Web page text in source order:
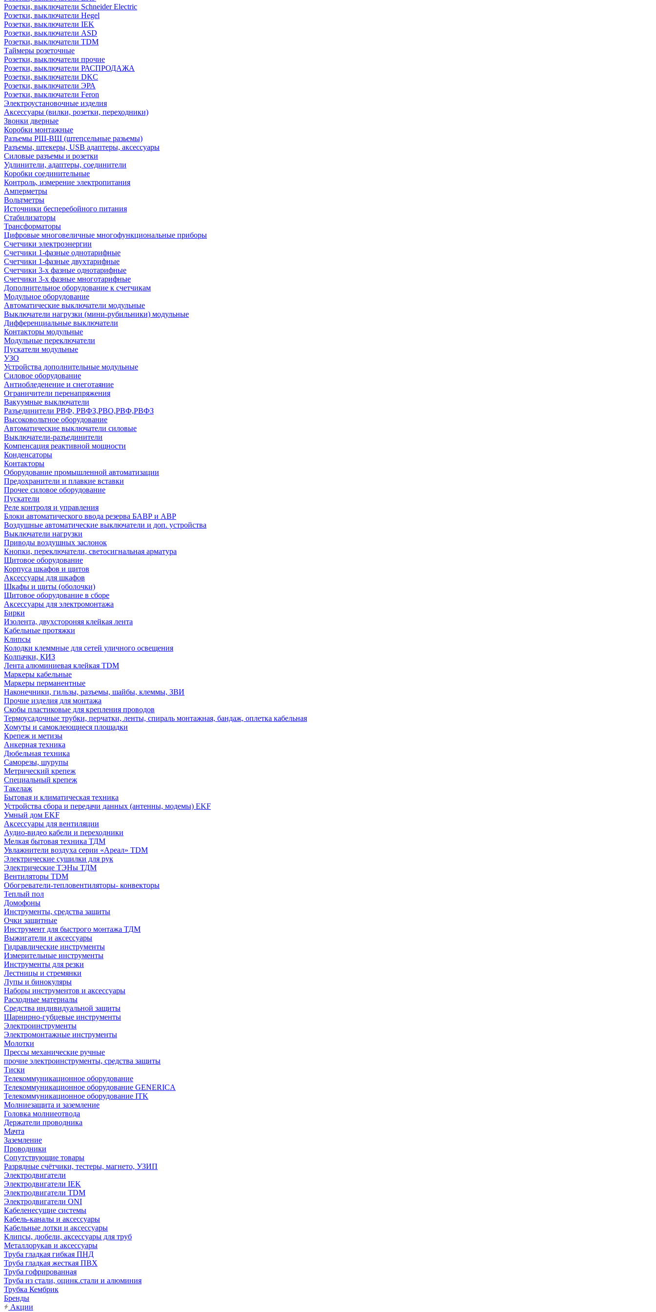
Розетки, выключатели Schneider Electric
Розетки, выключатели Hegel
Розетки, выключатели IEK
Розетки, выключатели ASD
Розетки, выключатели TDM
Таймеры розеточные
Розетки, выключатели прочие
Розетки, выключатели РАСПРОДАЖА
Розетки, выключатели DKC
Розетки, выключатели ЭРА
Розетки, выключатели Feron
Электроустановочные изделия
Аксессуары (вилки, розетки, переходники)
Звонки дверные
Коробки монтажные
Разъемы РШ-ВШ (штепсельные разьемы)
Разъемы, штекеры, USB адаптеры, аксессуары
Силовые разъемы и розетки
Удлинители, адаптеры, соединители
Коробки соединительные
Контроль, измерение электропитания
Амперметры
Вольтметры
Источники бесперебойного питания
Стабилизаторы
Трансформаторы
Цифровые многовеличные многофункциональные приборы
Счетчики электроэнергии
Счетчики 1-фазные однотарифные
Счетчики 1-фазные двухтарифные
Счетчики 3-х фазные однотарифные
Счетчики 3-х фазные многотарифные
Дополнительное оборудование к счетчикам
Модульное оборудование
Автоматические выключатели модульные
Выключатели нагрузки (мини-рубильники) модульные
Дифференциальные выключатели
Контакторы модульные
Модульные переключатели
Пускатели модульные
УЗО
Устройства дополнительные модульные
Силовое оборудование
Антиобледенение и снеготаяние
Ограничители перенапряжения
Вакуумные выключатели
Разъединители РВФ, РВФЗ,РВО,РВФ,РВФЗ
Высоковольтное оборудование
Автоматические выключатели cиловые
Выключатели-разъединители
Компенсация реактивной мощности
Конденсаторы
Контакторы
Оборудование промышленной автоматизации
Предохранители и плавкие вставки
Прочее силовое оборудование
Пускатели
Реле контроля и управления
Блоки автоматического ввода резерва БАВР и АВР
Воздушные автоматические выключатели и доп. устройства
Выключатели нагрузки
Приводы воздушных заслонок
Кнопки, переключатели, светосигнальная арматура
Щитовое оборудование
Корпуса шкафов и щитов
Аксессуары для шкафов
Шкафы и щиты (оболочки)
Щитовое оборудование в сборе
Аксессуары для электромонтажа
Бирки
Изолента, двухстороняя клейкая лента
Кабельные протяжки
Клипсы
Колодки клеммные для сетей уличного освещения
Колпачки, КИЗ
Лента алюминиевая клейкая TDM
Маркеры кабельные
Маркеры перманентные
Наконечники, гильзы, разъемы, шайбы, клеммы, ЗВИ
Прочие изделия для монтажа
Скобы пластиковые для крепления проводов
Термоусадочные трубки, перчатки, ленты, спираль монтажная, бандаж, оплетка кабельная
Хомуты и самоклеющиеся площадки
Крепеж и метизы
Анкерная техника
Дюбельная техника
Саморезы, шурупы
Метрический крепеж
Специальный крепеж
Такелаж
Бытовая и климатическая техника
Устройства сбора и передачи данных (антенны, модемы) EKF
Умный дом EKF
Аксессуары для вентиляции
Аудио-видео кабели и переходники
Мелкая бытовая техника ТДМ
Увлажнители воздуха серии «Ареал» TDM
Электрические сушилки для рук
Электрические ТЭНы ТДМ
Вентиляторы TDM
Обогреватели-тепловентиляторы- конвекторы
Теплый пол
Домофоны
Инструменты, средства защиты
Очки защитные
Инструмент для быстрого монтажа ТДМ
Выжигатели и аксессуары
Гидравлические инструменты
Измерительные инструменты
Инструменты для резки
Лестницы и стремянки
Лупы и бинокуляры
Наборы инструментов и аксессуары
Расходные материалы
Средства индивидуальной защиты
Шарнирно-губцевые инструменты
Электроинструменты
Электромонтажные инструменты
Молотки
Прессы механические ручные
прочие электроинструменты, средства защиты
Тиски
Телекоммуникационное оборудование
Телекоммуникационное оборудование GENERICA
Телекоммуникационное оборудование ITK
Молниезащита и заземление
Головка молниеотвода
Держатели проводника
Мачта
Заземление
Проводники
Сопутствующие товары
Разрядные счётчики, тестеры, магнето, УЗИП
Электродвигатели
Электродвигатели IEK
Электродвигатели TDM
Электродвигатели ONI
Кабеленесущие системы
Кабель-каналы и аксессуары
Кабельные лотки и аксессуары
Клипсы, дюбели, аксессуары для труб
Металлорукав и аксессуары
Труба гладкая гибкая ПНД
Труба гладкая жесткая ПВХ
Труба гофрированная
Труба из стали, оцинк.стали и алюминия
Трубка Кембрик
Бренды
Акции